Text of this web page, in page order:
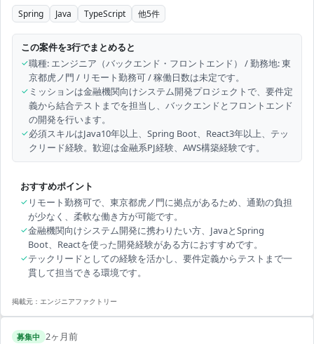
Spring Java TypeScript 他5件
この案件を3行でまとめると
✓職種: エンジニア（バックエンド・フロントエンド） / 勤務地: 東
京都虎ノ門 / リモート勤務可 / 稼働日数は未定です。
✓ ミッションは金融機関向けシステム開発プロジェクトで、要件定
義から結合テストまでを担当し、バックエンドとフロントエンド
の開発を行います。
✓必須スキルはJava10年以上、Spring Boot、React3年以上、テッ
クリード経験。歓迎は金融系PJ経験、AWS構築経験です。
おすすめポイント
✓ リモート勤務可で、東京都虎ノ門に拠点があるため、通勤の負担
が少なく、柔軟な働き方が可能です。
✓金融機関向けシステム開発に携わりたい方、JavaとSpring
Boot、Reactを使った開発経験がある方におすすめです。
✓テックリードとしての経験を活かし、要件定義からテストまで一
貫して担当できる環境です。
掲載元： エンジニアファクトリー
募集中 2ヶ月前